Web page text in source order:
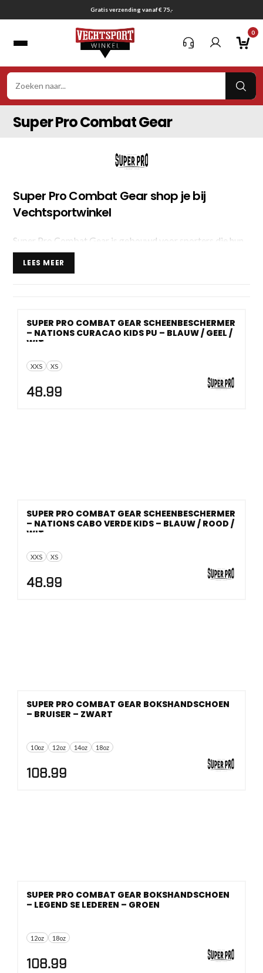
naar
Gratis verzending vanaf € 75,-
0
Super Pro Combat Gear
Super Pro Combat Gear shop je bij
Vechtsportwinkel
Super Pro Combat Gear is gebouwd voor sporters die hun
vechtsporthistorie, met een stevige basis in vakmanschap,
Super Pro kickbokshandschoenen: deze gear voelt alsof hij
liever een extra ronde draait dan een excuus zoekt.
LEES MEER
XXS XS
SUPER PRO COMBAT GEAR SCHEENBESCHERMER
– NATIONS CURACAO KIDS PU – BLAUW / GEEL /
WIT
48.99
XXS XS
SUPER PRO COMBAT GEAR SCHEENBESCHERMER
– NATIONS CABO VERDE KIDS – BLAUW / ROOD /
WIT
48.99
10oz 12oz 14oz 18oz
SUPER PRO COMBAT GEAR BOKSHANDSCHOEN
– BRUISER – ZWART
108.99
12oz 18oz
SUPER PRO COMBAT GEAR BOKSHANDSCHOEN
– LEGEND SE LEDEREN – GROEN
108.99